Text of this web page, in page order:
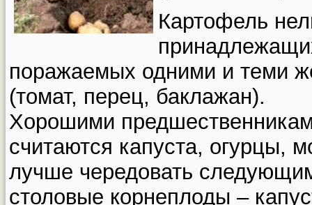
Картофель
поражаемых одними и теми
(томат, перец, баклажан).
Хорошими
считаются капуста, огурцы,
лучше чередовать
столовые корнеплоды –